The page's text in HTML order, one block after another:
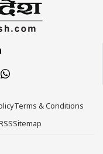
Terms & Conditions
Sitemap